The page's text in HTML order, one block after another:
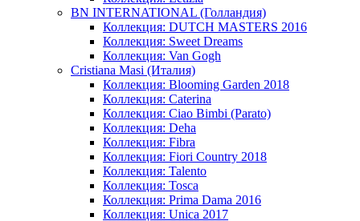
BN INTERNATIONAL (Голландия)
Коллекция: DUTCH MASTERS 2016
Коллекция: Sweet Dreams
Коллекция: Van Gogh
Cristiana Masi (Италия)
Коллекция: Blooming Garden 2018
Коллекция: Caterina
Коллекция: Ciao Bimbi (Parato)
Коллекция: Deha
Коллекция: Fibra
Коллекция: Fiori Country 2018
Коллекция: Talento
Коллекция: Tosca
Коллекция: Prima Dama 2016
Коллекция: Unica 2017